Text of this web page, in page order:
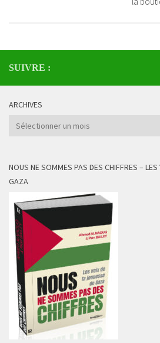
SUIVRE :
ARCHIVES
Archives
NOUS NE SOMMES PAS DES CHIFFRES –
GAZA